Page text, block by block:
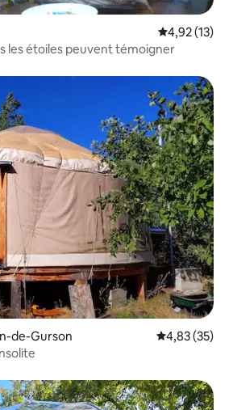
Évaluation
4,92 (13)
les étoiles peuvent témoigner
de-Gurson Évaluation
4,83 (35)